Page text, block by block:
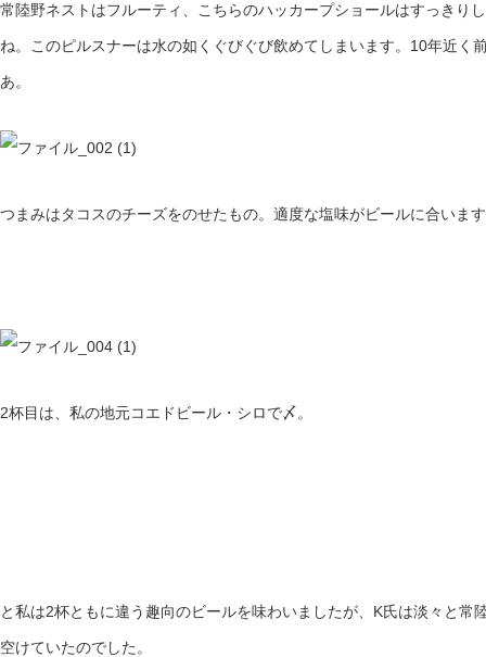
常陸野ネストはフルーティ、こちらのハッカープショールはすっきり
ね。このピルスナーは水の如くぐびぐび飲めてしまいます。10年近く
あ。
つまみはタコスのチーズをのせたもの。適度な塩味がビールに合いま
2杯目は、私の地元コエドビール・シロで〆。
と私は2杯ともに違う趣向のビールを味わいましたが、K氏は淡々と常
空けていたのでした。